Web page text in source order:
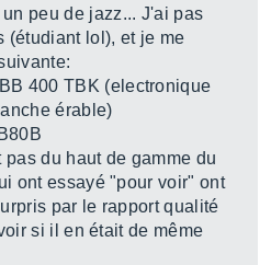
peu de jazz... J'ai pas
(étudiant lol), et je me
400 TBK (electronique
érable)
du haut de gamme du
ont essayé "pour voir" ont
par le rapport qualité
si il en était de même